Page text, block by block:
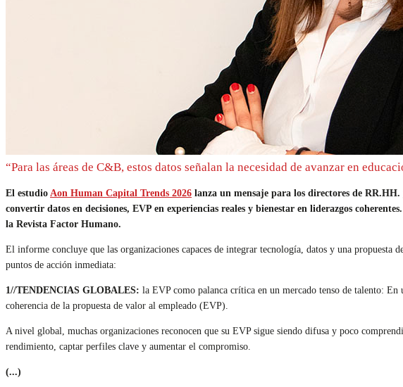
“Para las áreas de C&B, estos datos señalan la necesidad de avanzar en
El estudio Aon Human Capital Trends 2026 lanza un mensaje para los directores de
convertir datos en decisiones, EVP en experiencias reales y bienestar en liderazgos
la Revista Factor Humano.
El informe concluye que las organizaciones capaces de integrar tecnología, datos y una
puntos de acción inmediata:
1//TENDENCIAS GLOBALES: la EVP como palanca crítica en un mercado tenso de talento:
coherencia de la propuesta de valor al empleado (EVP).
A nivel global, muchas organizaciones reconocen que su EVP sigue siendo difusa y poco
rendimiento, captar perfiles clave y aumentar el compromiso.
(...)